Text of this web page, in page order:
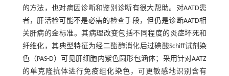
的方法，也对病因诊断和鉴别诊断有很大帮助。对AATD患
者，肝活检可能不是必需的检查手段，但仍是诊断AATD相
关肝病的金标准。其病理改变包括不同程度的炎症坏死和
纤维化，其典型特征为经二酯酶消化后过碘酸Schiff试剂染
色（PAS-D）可见肝细胞内紫色圆形包涵体；采用针对AATZ
的单克隆抗体进行免疫组化染色，可更敏感地识别含有